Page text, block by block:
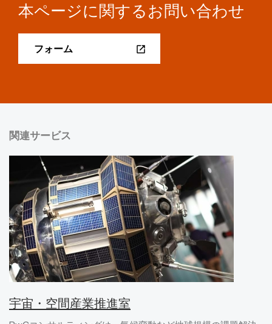
本ページに関するお問い合わせ
フォーム
関連サービス
宇宙・空間産業推進室